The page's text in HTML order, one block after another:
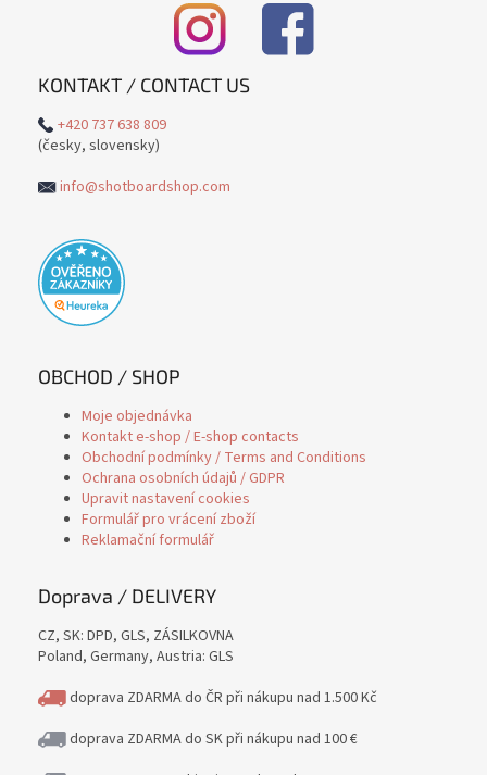
KONTAKT / CONTACT US
+420 737 638 809
(česky, slovensky)
info@shotboardshop.com
OBCHOD / SHOP
Moje objednávka
Kontakt e-shop / E-shop contacts
Obchodní podmínky / Terms and Conditions
Ochrana osobních údajů / GDPR
Upravit nastavení cookies
Formulář pro vrácení zboží
Reklamační formulář
Doprava / DELIVERY
CZ, SK: DPD, GLS, ZÁSILKOVNA
Poland, Germany, Austria: GLS
doprava ZDARMA do ČR při nákupu nad 1.500 Kč
doprava ZDARMA do SK při nákupu nad 100 €